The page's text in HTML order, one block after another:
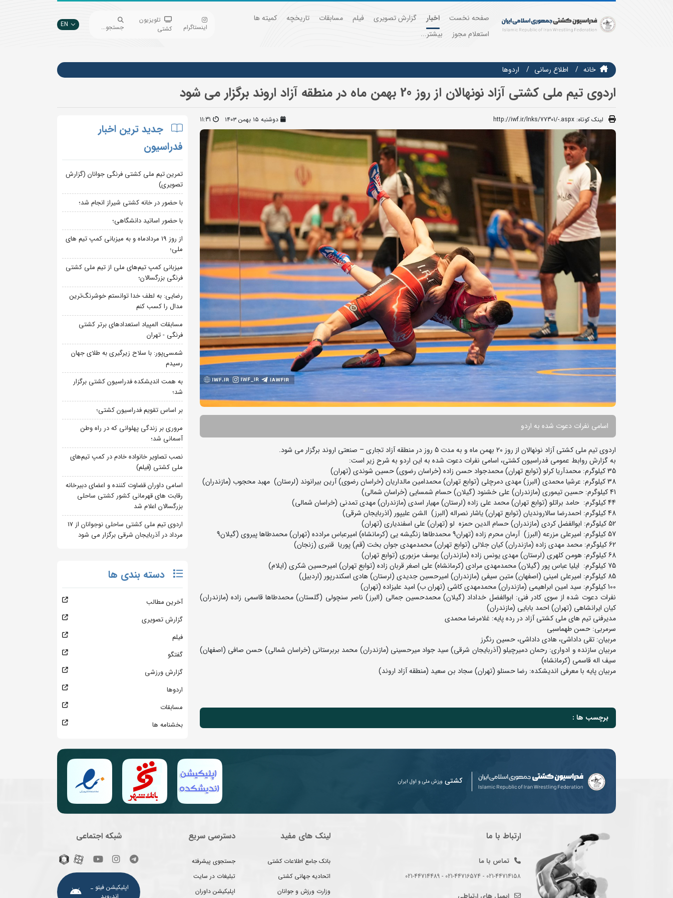
صفحه نخست اخبار گزارش تصویری فیلم مسابقات تاریخچه
کمیته ها
استعلام مجوز
بیشتر...
اینستاگرام
تلویزیون
کشتی
جستجو... EN
خانه اطلاع رسانی اردوها
اردوی تیم ملی کشتی آزاد نونهالان از روز 20 بهمن ماه در منطقه آزاد اروند برگزار می شود
لینک کوتاه: http://iwf.ir/lnks/77301/-.aspx دوشنبه ۱۵ بهمن ۱۴۰۳ 11:31
اسامی نفرات دعوت شده به اردو
اردوی تیم ملی کشتی آزاد نونهالان از روز 20 بهمن ماه و به مدت 5 روز در منطقه آزاد تجاری – صنعتی اروند برگزار می شود.
به گزارش روابط عمومی فدراسیون کشتی، اسامی نفرات دعوت شده به این اردو به شرح زیر است:
35 کیلوگرم: محمدآریا کرلو (توابع تهران) محمدجواد حسن زاده (خراسان رضوی) حسین شوندی (تهران)
38 کیلوگرم: عرشیا محمدی (البرز) مهدی دمرچلی (توابع تهران) محمدامین مالداریان (خراسان رضوی) آرین بیرانوند (لرستان) مهبد محجوب (مازندران)
41 کیلوگرم: حسین تیموری (مازندران) علی خشنود (گیلان) حسام شمسایی (خراسان شمالی)
44 کیلوگرم: حامد براتلو (توابع تهران) محمد علی زاده (لرستان) مهیار اسدی (مازندران) مهدی تمدنی (خراسان شمالی)
48 کیلوگرم: احمدرضا سالاروندیان (توابع تهران) یاشار نصراله (البرز) الشن علیپور (اذربایجان شرقی)
52 کیلوگرم: ابوالفضل کردی (مازندران) حسام الدین حمزه لو (تهران) علی اسفندیاری (تهران)
57 کیلوگرم: امیرعلی مزرعه (البرز) آرمان محرم زاده (تهران9 محمدطاها زنگیشه یی (کرمانشاه) امیرعباس مرادده (تهران) محمدطاها پیروی (گیلان9
62 کیلوگرم: محمد مهدی زاده (مازندران) کیان جلالی (توابع تهران) محمدمهدی جوان بخت (قم) پوریا قنبری (زنجان)
68 کیلوگرم: هومن کلهری (لرستان) مهدی یونس زاده (مازندران) یوسف مزبوری (توابع تهران)
75 کیلوگرم: ایلیا عباس پور (گیلان) محمدمهدی مرادی (کرمانشاه) علی اصغر قربان زاده (توابع تهران) امیرحسین شکری (ایلام)
85 کیلوگرم: امیرعلی امینی (اصفهان) متین سیفی (مازندران) امیرحسین جدیدی (لرستان) هادی اسکندرپور (اردبیل)
100 کیلوگرم: سید امین ابراهیمی (مازندران) محمدمهدی کاشی (تهران ب) امید علیزاده (تهران)
نفرات دعوت شده از سوی کادر فنی: ابوالفضل خداداد (گیلان) محمدحسین جمالی (البرز) ناصر سنچولی (گلستان) محمدطاها قاسمی زاده (مازندران)
کیان ایرانشاهی (تهران) احمد بابایی (مازندران)
مدیرفنی تیم های ملی کشتی آزاد در رده پایه: غلامرضا محمدی
سرمربی: حسن طهماسبی
مربیان: تقی داداشی، هادی داداشی، حسین رنگرز
مربیان سازنده و ادواری: رحمان دمیرچیلو (آذربایجان شرقی) سید جواد میرحسینی (مازندران) محمد بربرستانی (خراسان شمالی) حسن صافی (اصفهان)
سیف اله قاسمی (کرمانشاه)
مربیان پایه با معرفی اندیشکده: رضا حسنلو (تهران) سجاد بن سعید (منطقه آزاد اروند)
برچسب ها :
جدید ترین اخبار
فدراسیون
تمرین تیم ملی کشتی فرنگی جوانان (گزارش
تصویری)
با حضور در خانه کشتی شیراز انجام شد؛
با حضور اساتید دانشگاهی؛
از روز 19 مردادماه و به میزبانی کمپ تیم های
ملی؛
میزبانی کمپ تیم‌های ملی از تیم ملی کشتی
فرنگی بزرگسالان؛
رضایی: به لطف خدا توانستم خوشرنگ‌ترین
مدال را کسب کنم
مسابقات المپیاد استعدادهای برتر کشتی
فرنگی - تهران
شمسی‌پور: با سلاح زیرگیری به طلای جهان
رسیدم
به همت اندیشکده فدراسیون کشتی برگزار
شد؛
بر اساس تقویم فدراسیون کشتی؛
مروری بر زندگی پهلوانی که در راه وطن
آسمانی شد؛
نصب تصاویر خانواده خادم در کمپ تیم‌های
ملی کشتی (فیلم)
اسامی داوران قضاوت کننده و اعضای دبیرخانه
رقابت های قهرمانی کشور کشتی ساحلی
بزرگسالان اعلام شد
اردوی تیم ملی کشتی ساحلی نوجوانان از 17
مرداد در آذربایجان شرقی برگزار می شود
دسته بندی ها
آخرین مطالب
گزارش تصویری
فیلم
گفتگو
گزارش ورزشی
اردوها
مسابقات
بخشنامه ها
کشتی ورزش ملی و اول ایران
ارتباط با ما
تماس با ما
021-44714158 - 021-44716574 - 021-44714489
لینک های مفید
بانک جامع اطلاعات کشتی
اتحادیه جهانی کشتی
وزارت ورزش و جوانان
دسترسی سریع
جستجوی پیشرفته
تبلیغات در سایت
اپلیکیشن داوران
شبکه اجتماعی
اپلیکیشن فیتو ـ